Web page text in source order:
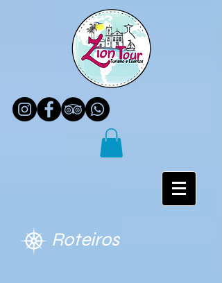
Roteiros